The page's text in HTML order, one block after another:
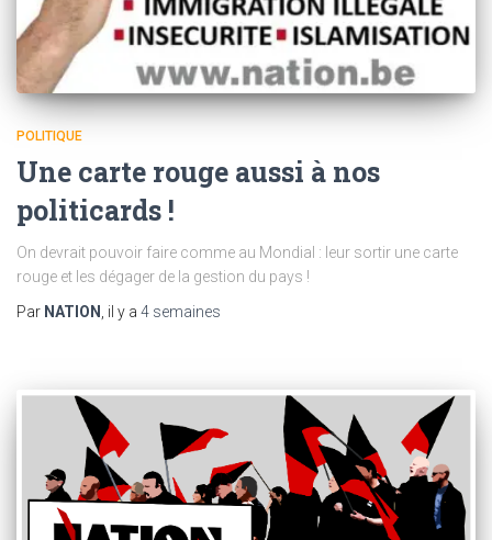
POLITIQUE
Une carte rouge aussi à nos
politicards !
On devrait pouvoir faire comme au Mondial : leur sortir une carte
rouge et les dégager de la gestion du pays !
Par NATION , il y a 4 semaines